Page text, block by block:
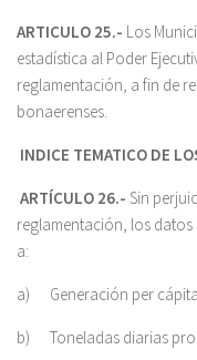
ARTICULO 25.- Los
estadística al Poder
reglamentación, a fin de
bonaerenses.
INDICE TEMATICO DE
ARTÍCULO 26.- Sin
reglamentación, los
a:
a) Generación per
b) Toneladas diarias